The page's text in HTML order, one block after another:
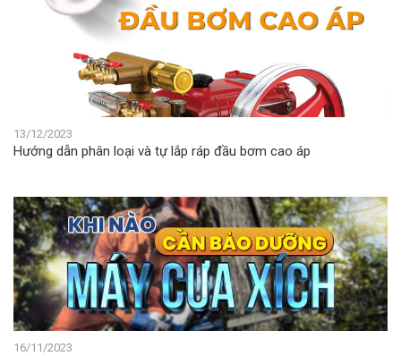
13/12/2023
Hướng dẫn phân loại và tự lắp ráp đầu bơm cao áp
16/11/2023